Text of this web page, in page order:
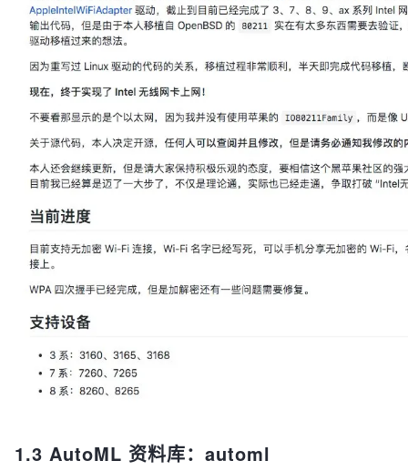
1.3 AutoML 资料库：automl